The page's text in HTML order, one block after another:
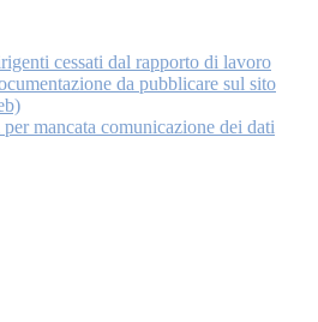
cessati dal rapporto di lavoro
da pubblicare sul sito
mancata comunicazione dei dati